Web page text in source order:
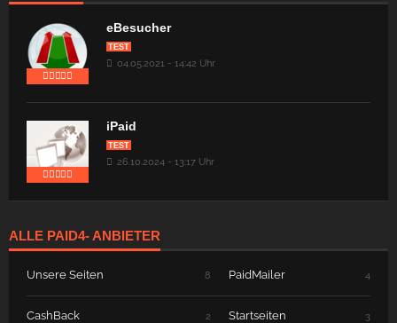
eBesucher
TEST
04.05.2021 - 14:42 Uhr
iPaid
TEST
26.10.2024 - 13:17 Uhr
ALLE PAID4- ANBIETER
Unsere Seiten 8 PaidMailer 4
CashBack 2 Startseiten 3